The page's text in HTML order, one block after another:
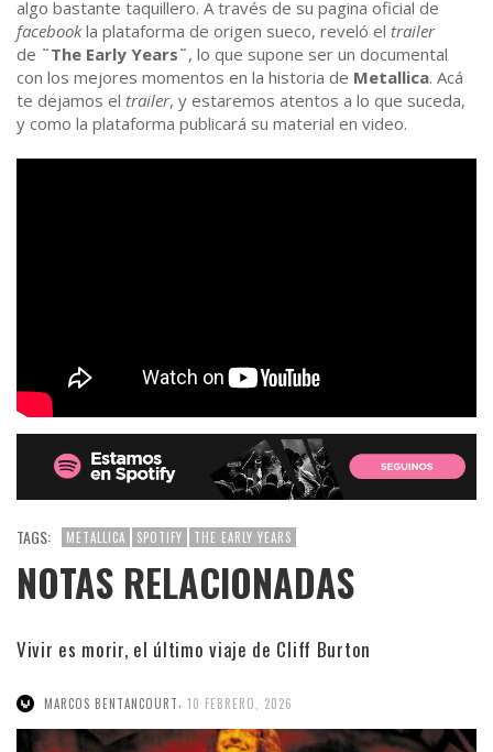
algo bastante taquillero. A través de su pagina oficial de
facebookla plataforma de origen sueco, reveló el trailer
de ¨The Early Years¨, lo que supone ser un documental
con los mejores momentos en la historia de Metallica. Acá
te dejamos el trailer, y estaremos atentos a lo que suceda,
y como la plataforma publicará su material en video.
TAGS: METALLICA SPOTIFY THE EARLY YEARS
NOTAS RELACIONADAS
Vivir es morir, el último viaje de Cliff Burton
MARCOS BENTANCOURT, 10 FEBRERO, 2026